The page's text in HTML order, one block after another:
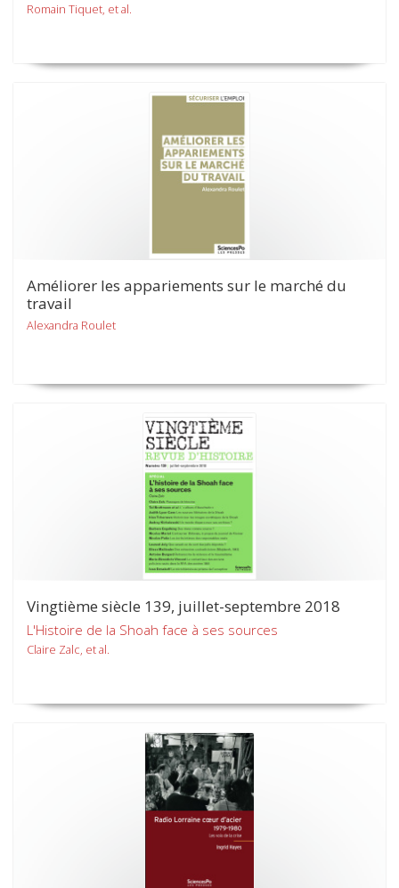
Romain Tiquet, et al.
Améliorer les appariements sur le marché du
travail
Alexandra Roulet
Vingtième siècle 139, juillet-septembre 2018
L'Histoire de la Shoah face à ses sources
Claire Zalc, et al.